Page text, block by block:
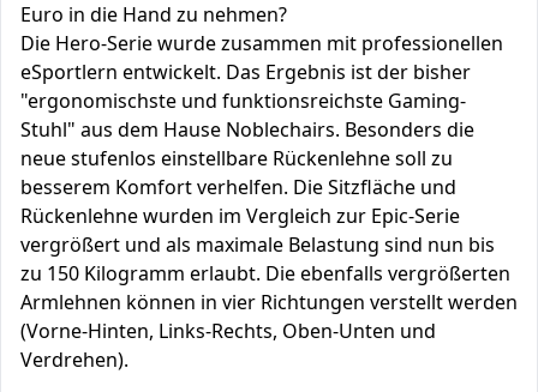
Euro in die Hand zu nehmen?
Die Hero-Serie wurde zusammen mit professionellen
eSportlern entwickelt. Das Ergebnis ist der bisher
"ergonomischste und funktionsreichste Gaming-
Stuhl" aus dem Hause Noblechairs. Besonders die
neue stufenlos einstellbare Rückenlehne soll zu
besserem Komfort verhelfen. Die Sitzfläche und
Rückenlehne wurden im Vergleich zur Epic-Serie
vergrößert und als maximale Belastung sind nun bis
zu 150 Kilogramm erlaubt. Die ebenfalls vergrößerten
Armlehnen können in vier Richtungen verstellt werden
(Vorne-Hinten, Links-Rechts, Oben-Unten und
Verdrehen).